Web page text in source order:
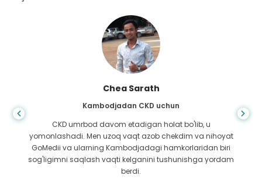
Orif Hofiz
Jigar sirrozi uchun Bangladeshdan
Hayot qachon noto'g'ri burilish bo'lishini hech qachon
bilmaysiz, menga jigar sirrozi tashxisi qo'yilganida,
boradigan joyim yo'q edi. Mening mablag'larim kamroq edi
va men nima qilishni bilmasdim. Men bilan
Bangladeshdagi GoMedii sherigi bilan bog'lanishdi.